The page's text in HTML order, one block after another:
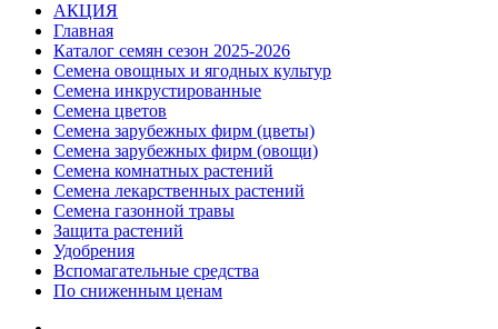
АКЦИЯ
Главная
Каталог семян сезон 2025-2026
Семена овощных и ягодных культур
Семена инкрустированные
Семена цветов
Семена зарубежных фирм (цветы)
Семена зарубежных фирм (овощи)
Семена комнатных растений
Семена лекарственных растений
Семена газонной травы
Защита растений
Удобрения
Вспомагательные средства
По сниженным ценам